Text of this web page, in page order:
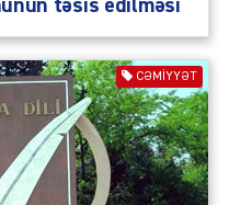
təsis edilməsi
CƏMIYYƏT